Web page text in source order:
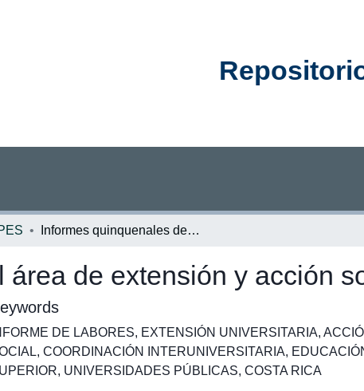
Informes quinquenales del área de extensión y acción social, 2011 - 2015
de extensión y acción
DE LABORES, EXTENSIÓN UNIVERSITARIA,
, COORDINACIÓN INTERUNIVERSITARIA,
, UNIVERSIDADES PÚBLICAS, COSTA RICA